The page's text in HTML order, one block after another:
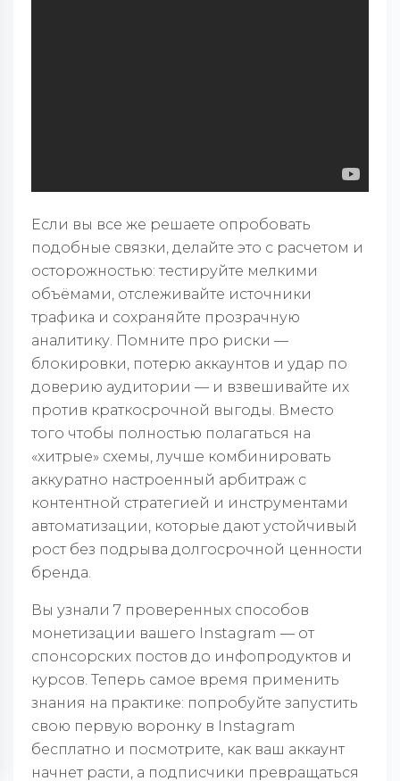
Если вы все же решаете опробовать
подобные связки, делайте это с расчетом и
осторожностью: тестируйте мелкими
объёмами, отслеживайте источники
трафика и сохраняйте прозрачную
аналитику. Помните про риски —
блокировки, потерю аккаунтов и удар по
доверию аудитории — и взвешивайте их
против краткосрочной выгоды. Вместо
того чтобы полностью полагаться на
«хитрые» схемы, лучше комбинировать
аккуратно настроенный арбитраж с
контентной стратегией и инструментами
автоматизации, которые дают устойчивый
рост без подрыва долгосрочной ценности
бренда.
Вы узнали 7 проверенных способов
монетизации вашего Instagram — от
спонсорских постов до инфопродуктов и
курсов. Теперь самое время применить
знания на практике: попробуйте запустить
свою первую воронку в Instagram
бесплатно и посмотрите, как ваш аккаунт
начнет расти, а подписчики превращаться